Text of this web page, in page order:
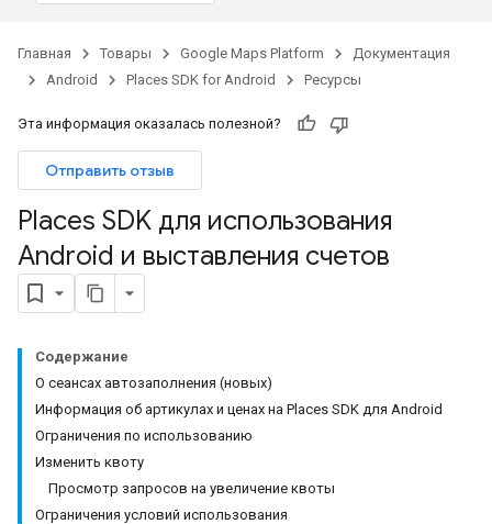
Главная Товары Google Maps Platform
Документация
Android
Places SDK for Android Ресурсы
Эта информация оказалась полезной?
Отправить отзыв
Places SDK для использования
Android и выставления счетов
Содержание
О сеансах автозаполнения (новых)
Информация об артикулах и ценах на Places SDK для Android
Ограничения по использованию
Изменить квоту
Просмотр запросов на увеличение квоты
Ограничения условий использования